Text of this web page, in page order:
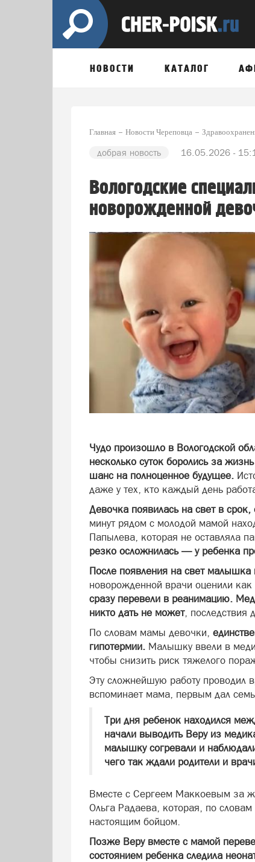
НОВОСТИ КАТАЛОГ
Главная Новости Череповца
добрая новость 16.05.2026 -
Вологодские
новорожденной
Чудо произошло в Вологодской
несколько суток боролись за
шанс на полноценное будущее.
даже у тех, кто каждый день
Девочка появилась на свет в
минут рядом с молодой мамой
Папылева, которая не оставляла
резко осложнилась — у ребенка
После появления на свет малышка
новорожденной врачи оценили
сразу перевели в реанимацию.
никто дать не может, последствия
По словам мамы девочки,
гипотермии. Малышку ввели в
чтобы снизить риск тяжелого
Эту сложнейшую работу проводил
вспоминает мама, первым дал
Три дня ребенок находился
начали выводить Веру из
малышку согревали и
чего так ждали родители и
Вместе с Сергеем Маккоевым за
Ольга Радаева, которая, по
настоящим бойцом.
Позже Веру вместе с мамой
состоянием ребенка следила